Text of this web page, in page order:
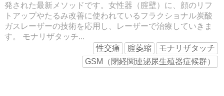
発された最新メソッドです。女性器（腟壁）に、顔のリフ
トアップやたるみ改善に使われているフラクショナル炭酸
ガスレーザーの技術を応用し、レーザーで治療していきま
す。 モナリザタッチ...
性交痛
腟萎縮
モナリザタッチ
GSM（閉経関連泌尿生殖器症候群）